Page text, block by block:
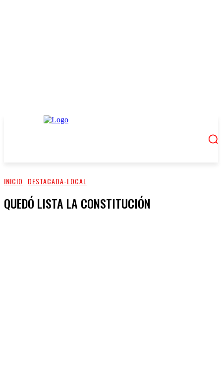
INICIO DESTACADA-LOCAL
QUEDÓ LISTA LA CONSTITUCIÓN